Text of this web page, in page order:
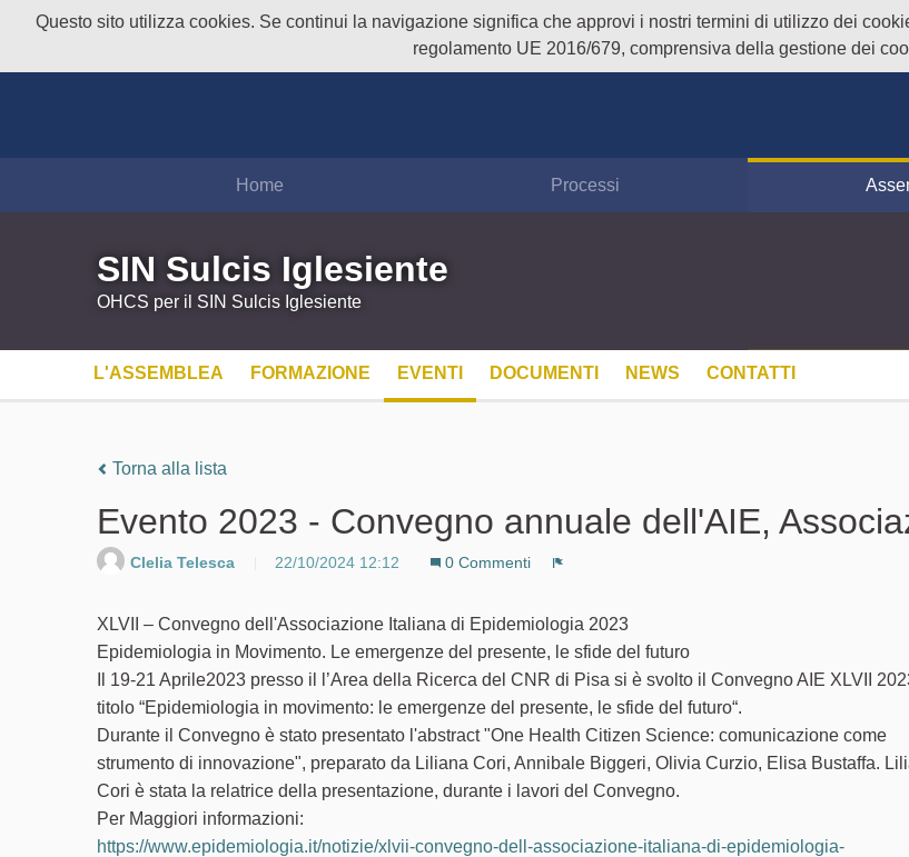
Questo sito utilizza cookies. Se continui la navigazione significa che approvi i nostri termini di utilizzo dei
regolamento UE 2016/679, comprensiva della gestione dei
Home Processi
SIN Sulcis Iglesiente
OHCS per il SIN Sulcis Iglesiente
L'ASSEMBLEA FORMAZIONE EVENTI DOCUMENTI NEWS CONTATTI
Torna alla lista
Evento 2023 - Convegno annuale dell'AIE,
Clelia Telesca 22/10/2024 12:12
0 Commenti
XLVII – Convegno dell'Associazione Italiana di Epidemiologia 2023
Epidemiologia in Movimento. Le emergenze del presente, le sfide del futuro
Il 19-21 Aprile2023 presso il l’Area della Ricerca del CNR di Pisa si è svolto il Convegno AIE XLVII
titolo “Epidemiologia in movimento: le emergenze del presente, le sfide del futuro“.
Durante il Convegno è stato presentato l'abstract "One Health Citizen Science: comunicazione come
strumento di innovazione", preparato da Liliana Cori, Annibale Biggeri, Olivia Curzio, Elisa Bustaffa.
Cori è stata la relatrice della presentazione, durante i lavori del Convegno.
Per Maggiori informazioni:
https://www.epidemiologia.it/notizie/xlvii-convegno-dell-associazione-italiana-di-epidemiologia-